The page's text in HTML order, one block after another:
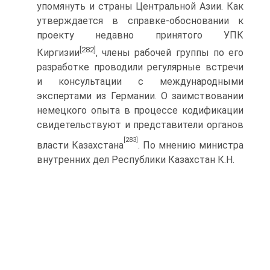
упомянуть и страны Центральной Азии. Как
утверждается в справке-обосновании к
проекту недавно принятого УПК
Киргизии [282], члены рабочей группы по его
разработке проводили регулярные встречи
и консультации с международными
экспертами из Германии. О заимствовании
немецкого опыта в процессе кодификации
свидетельствуют и представители органов
власти Казахстана
[283]
. По мнению министра
внутренних дел Республики Казахстан К.Н.